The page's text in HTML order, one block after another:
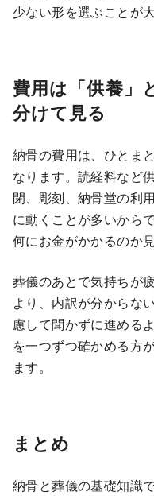
少ない形を選ぶことが大
費用は「供養」
分けて見る
納骨の費用は、ひとま
なります。読経料など
閉、彫刻、納骨堂の利
に動くことが多いから
何にお金がかかるのか
葬儀のあとで気持ちが
より、内訳が分からな
慮して聞かずに進める
を一つずつ確かめる方
ます。
まとめ
納骨と葬儀の基礎知識